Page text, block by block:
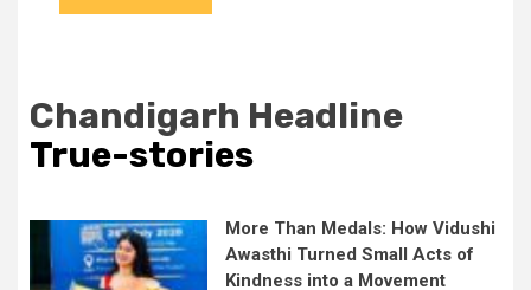
Chandigarh Headline
True-stories
More Than Medals: How Vidushi
Awasthi Turned Small Acts of
Kindness into a Movement